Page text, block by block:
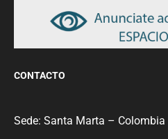
CONTACTO
Sede: Santa Marta – Colombia